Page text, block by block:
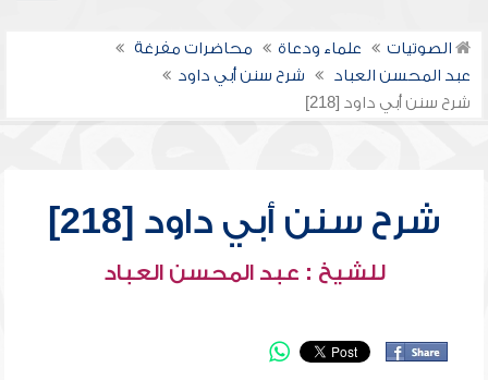
الصوتيات علماء ودعاة
محاضرات مفرغة
عبد المحسن العباد
شرح سنن أبي داود
شرح سنن أبي داود [218]
شرح سنن أبي داود [218]
للشيخ : عبد المحسن العباد